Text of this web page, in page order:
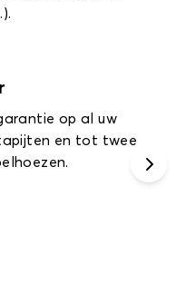
op al uw
en tot twee